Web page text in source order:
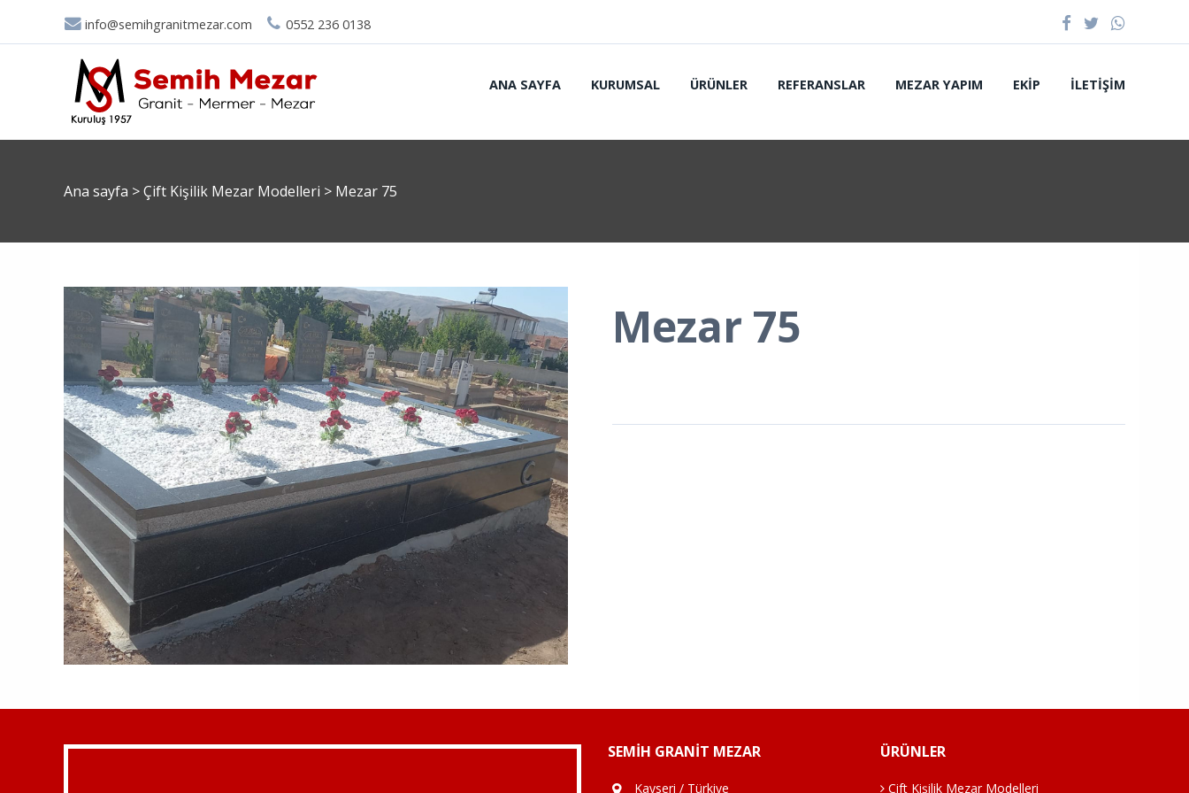
info@semihgranitmezar.com 0552 236 0138
ANA SAYFA KURUMSAL ÜRÜNLER REFERANSLAR MEZAR YAPIM EKIP İLETIŞIM
Ana sayfa >Çift Kişilik Mezar Modelleri > Mezar 75
Mezar 75
SEMIH GRANIT MEZAR
Kayseri / Türkiye
ÜRÜNLER
Çift Kişilik Mezar Modelleri